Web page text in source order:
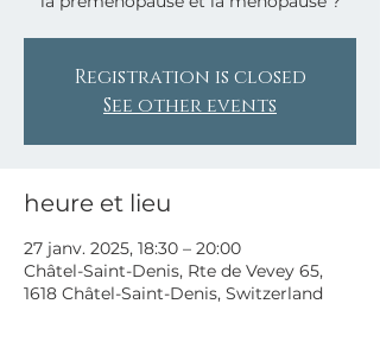
Registration is closed
See other events
heure et lieu
27 janv. 2025, 18:30 – 20:00
Châtel-Saint-Denis, Rte de Vevey 65,
1618 Châtel-Saint-Denis, Switzerland